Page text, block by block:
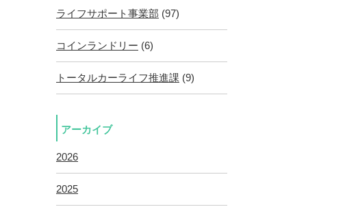
ライフサポート事業部 (97)
コインランドリー (6)
トータルカーライフ推進課 (9)
アーカイブ
2026
2025